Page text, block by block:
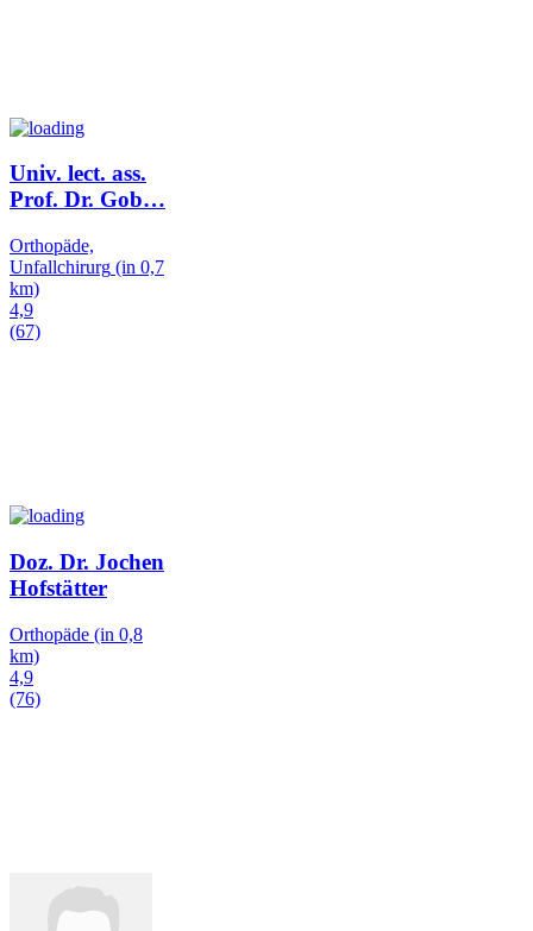
Univ. lect. ass.
Prof. Dr. Gob…
Orthopäde,
Unfallchirurg (in 0,7
km)
4,9
(67)
Doz. Dr. Jochen
Hofstätter
Orthopäde (in 0,8
km)
4,9
(76)